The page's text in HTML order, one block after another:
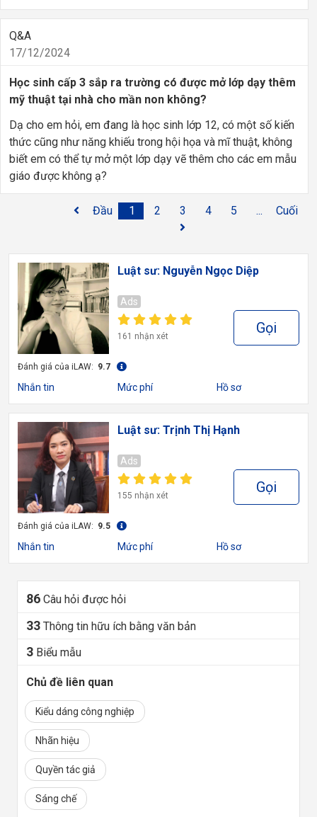
Q&A
17/12/2024
Học sinh cấp 3 sắp ra trường có được mở lớp dạy thêm
mỹ thuật tại nhà cho mần non không?
Dạ cho em hỏi, em đang là học sinh lớp 12, có một số kiến
thức cũng như năng khiếu trong hội họa và mĩ thuật, không
biết em có thể tự mở một lớp dạy vẽ thêm cho các em mẫu
giáo được không ạ?
Đầu 1 2 3 4 5 ... Cuối
Luật sư: Nguyễn Ngọc Diệp
Ads
161 nhận xét Gọi
Đánh giá của iLAW: 9.7
Nhắn tin Mức phí Hồ sơ
Luật sư: Trịnh Thị Hạnh
Ads
155 nhận xét Gọi
Đánh giá của iLAW: 9.5
Nhắn tin Mức phí Hồ sơ
86 Câu hỏi được hỏi
33 Thông tin hữu ích bằng văn bản
3 Biểu mẫu
Chủ đề liên quan
Kiểu dáng công nghiệp
Nhãn hiệu
Quyền tác giả
Sáng chế